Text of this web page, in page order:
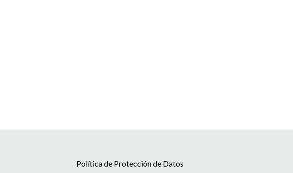
Política de Protección de Datos